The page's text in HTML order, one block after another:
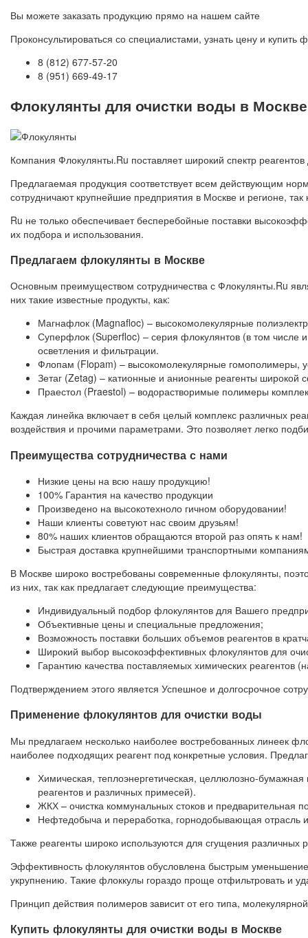
Вы можете заказать продукцию прямо на нашем сайте
Проконсультироваться со специалистами, узнать цену и
8 (812) 677-57-20
8 (951) 669-49-17
Флокулянты для очистки воды в Москве
Компания Флокулянты.Ru поставляет широкий спектр
Предлагаемая продукция соответствует всем действующим
сотрудничают крупнейшие предприятия в Москве и регионе, так
Ru не только обеспечивает бесперебойные поставки
их подбора и использования.
Предлагаем флокулянты в Москве
Основным преимуществом сотрудничества с Флокулянты.Ru
них такие известные продукты, как:
Магнафлок (Magnafloc) – высокомолекулярные
Суперфлок (Superfloc) – серия флокулянтов (в том числе
осветления и фильтрации.
Флопам (Flopam) – высокомолекулярные гомополимеры,
Зетаг (Zetag) – катионные и анионные реагенты
Праестол (Praestol) – водорастворимые полимеры
Каждая линейка включает в себя целый комплекс различных
воздействия и прочими параметрами. Это позволяет легко
Преимущества сотрудничества с нами
Низкие цены на всю нашу продукцию!
100% Гарантия на качество продукции
Произведено на высокотехноло гичном оборудовании!
Наши клиенты советуют нас своим друзьям!
80% наших клиентов обращаются второй раз опять к нам!
Быстрая доставка крупнейшими транспортными
В Москве широко востребованы современные флокулянты,
из них, так как предлагает следующие преимущества:
Индивидуальный подбор флокулянтов для Вашего
Объективные цены и специальные предложения;
Возможность поставки больших объемов реагентов в
Широкий выбор высокоэффективных флокулянтов для
Гарантию качества поставляемых химических реагентов
Подтверждением этого является Успешное и долгосрочное
Применение флокулянтов для очистки воды
Мы предлагаем несколько наиболее востребованных линеек
наиболее подходящих реагент под конкретные условия.
Химическая, теплоэнергетическая, целлюлозно-
реагентов и различных примесей).
ЖКХ – очистка коммунальных стоков и предварительная
Нефтедобыча и переработка, горнодобывающая отрасль
Также реагенты широко используются для сгущения различных
Эффективность флокулянтов обусловлена быстрым
укрупнению. Такие флоккулы гораздо проще отфильтровать и
Принцип действия полимеров зависит от его типа,
Купить флокулянты для очистки воды в Москве